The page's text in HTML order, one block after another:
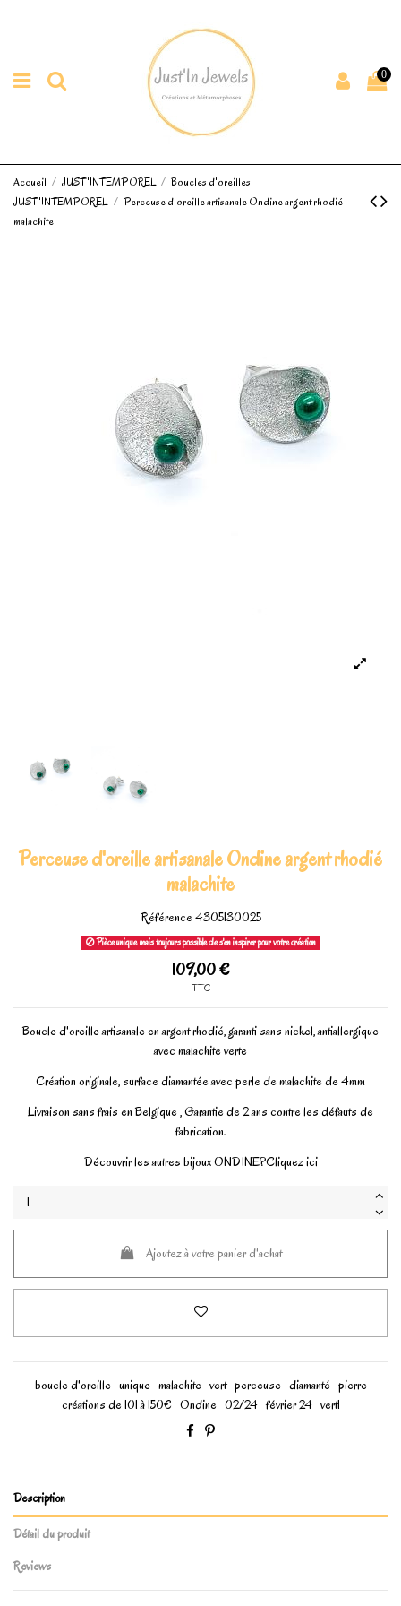
0
Accueil JUST'INTEMPOREL
Boucles d'oreilles
JUST'INTEMPOREL
Perceuse d'oreille artisanale Ondine argent rhodié
malachite
Perceuse d'oreille artisanale Ondine argent rhodié
malachite
Référence4305130025
Pièce unique mais toujours possible de s'en inspirer pour votre création
109,00 €
TTC
Boucle d'oreille artisanale en argent rhodié, garanti sans nickel, antiallergique
avec malachite verte
Création originale, surface diamantée avec perle de malachite de 4mm
Livraison sans frais en Belgique , Garantie de 2 ans contre les défauts de
fabrication.
Découvrir les autres bijoux ONDINE?Cliquez ici
Ajoutez à votre panier d'achat
boucle d'oreille unique malachite vert perceuse diamanté pierre
créations de 101 à 150€ Ondine 02/24 février 24 vert1
Description
Détail du produit
Reviews